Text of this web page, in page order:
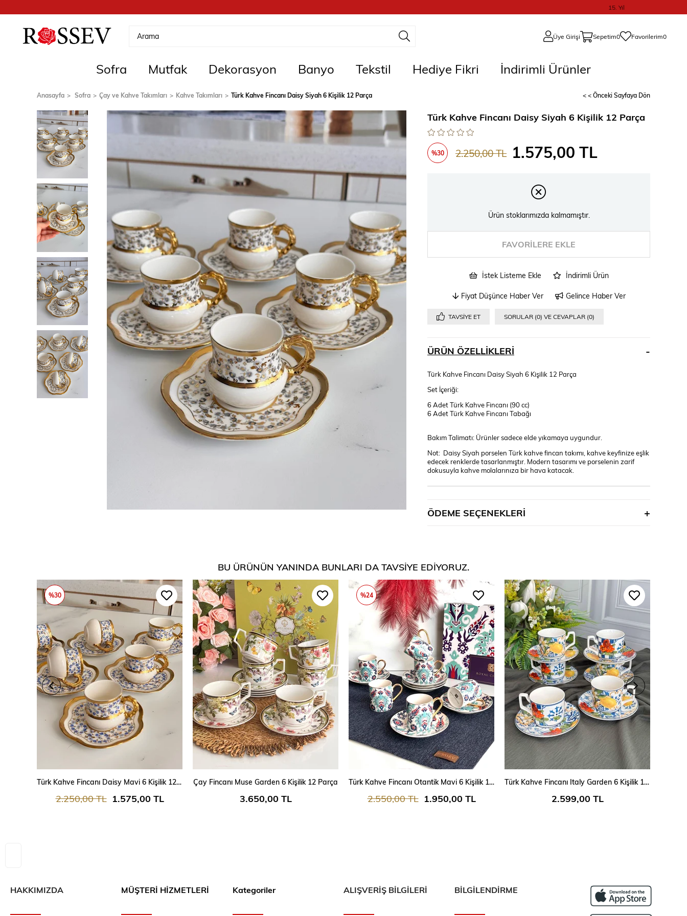
15. Yıl
Üye Girişi Sepetim0 Favorilerim0
Sofra Mutfak Dekorasyon Banyo Tekstil Hediye Fikri İndirimli Ürünler
Anasayfa Sofra Çay ve Kahve Takımları Kahve Takımları Türk Kahve Fincanı Daisy Siyah 6 Kişilik 12 Parça < < Önceki Sayfaya Dön
Türk Kahve Fincanı Daisy Siyah 6 Kişilik 12 Parça
%30 2.250,00 TL 1.575,00 TL
Ürün stoklarımızda kalmamıştır.
FAVORILERE EKLE
İstek Listeme Ekle İndirimli Ürün
Fiyat Düşünce Haber Ver Gelince Haber Ver
TAVSIYE ET SORULAR (0) VE CEVAPLAR (0)
ÜRÜN ÖZELLIKLERI
Türk Kahve Fincanı Daisy Siyah 6 Kişilik 12 Parça
Set İçeriği:
6 Adet Türk Kahve Fincanı (90 cc)
6 Adet Türk Kahve Fincanı Tabağı
Bakım Talimatı: Ürünler sadece elde yıkamaya uygundur.
Not: Daisy Siyah porselen Türk kahve fincan takımı, kahve keyfinize eşlik
edecek renklerde tasarlanmıştır. Modern tasarımı ve porselenin zarif
dokusuyla kahve molalarınıza bir hava katacak.
ÖDEME SEÇENEKLERI
BU ÜRÜNÜN YANINDA BUNLARI DA TAVSIYE EDIYORUZ.
SEPETE EKLE
Türk Kahve Fincanı Daisy Mavi 6 Kişilik 12 Parça
1.575,00 TL
2.250,00 TL
%30
SEPETE EKLE
Çay Fincanı Muse Garden 6 Kişilik 12 Parça
3.650,00 TL
SEPETE EKLE
Türk Kahve Fincanı Otantik Mavi 6 Kişilik 12 Parça
1.950,00 TL
2.550,00 TL
%24
SEPETE EKLE
Türk Kahve Fincanı Italy Garden 6 Kişilik 12 Parça
2.599,00 TL
HAKKIMIZDA MÜŞTERİ HİZMETLERİ Kategoriler ALIŞVERİŞ BİLGİLERİ BİLGİLENDİRME